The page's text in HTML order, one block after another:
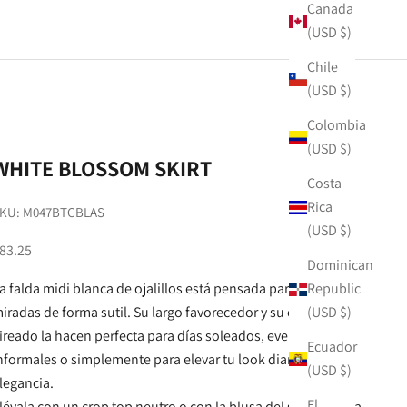
Canada
(USD $)
Chile
(USD $)
Colombia
(USD $)
Costa
Rica
(USD $)
Dominican
Republic
(USD $)
Ecuador
(USD $)
BLOSSOM SKIRT
M047BTCBLAS
price
falda midi blanca de ojalillos está pensada para robar
de forma sutil. Su largo favorecedor y su corte
la hacen perfecta para días soleados, eventos
o simplemente para elevar tu look diario con